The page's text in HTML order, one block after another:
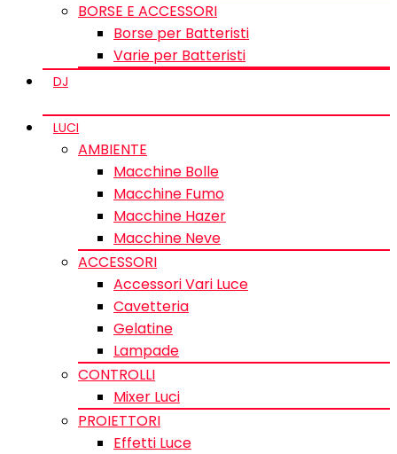
BORSE E ACCESSORI
Borse per Batteristi
Varie per Batteristi
DJ
LUCI
AMBIENTE
Macchine Bolle
Macchine Fumo
Macchine Hazer
Macchine Neve
ACCESSORI
Accessori Vari Luce
Cavetteria
Gelatine
Lampade
CONTROLLI
Mixer Luci
PROIETTORI
Effetti Luce